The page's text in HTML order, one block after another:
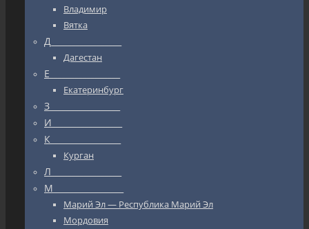
Владимир
Вятка
Д_________________
Дагестан
Е_________________
Екатеринбург
З_________________
И_________________
К_________________
Курган
Л_________________
М_________________
Марий Эл — Республика Марий Эл
Мордовия